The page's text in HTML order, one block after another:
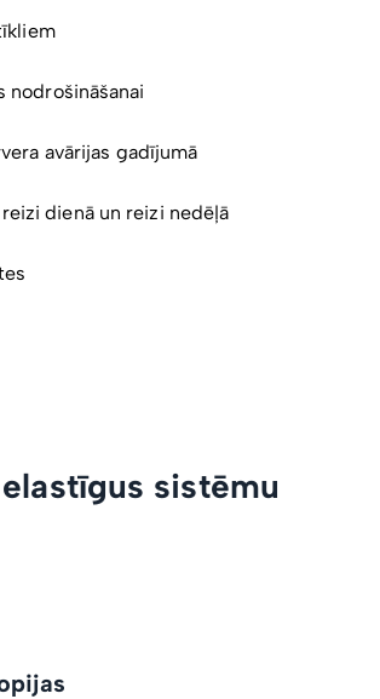
nodrošināšanai
avārijas gadījumā
dienā un reizi nedēļā
sistēmu